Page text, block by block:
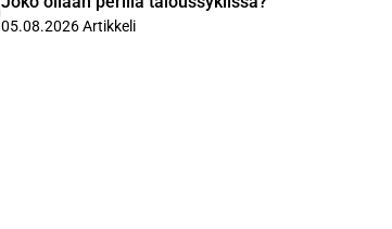
05.08.2026Artikkeli